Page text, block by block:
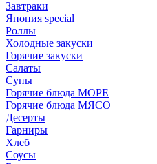
Завтраки
Япония special
Роллы
Холодные закуски
Горячие закуски
Салаты
Супы
Горячие блюда МОРЕ
Горячие блюда МЯСО
Десерты
Гарниры
Хлеб
Соусы